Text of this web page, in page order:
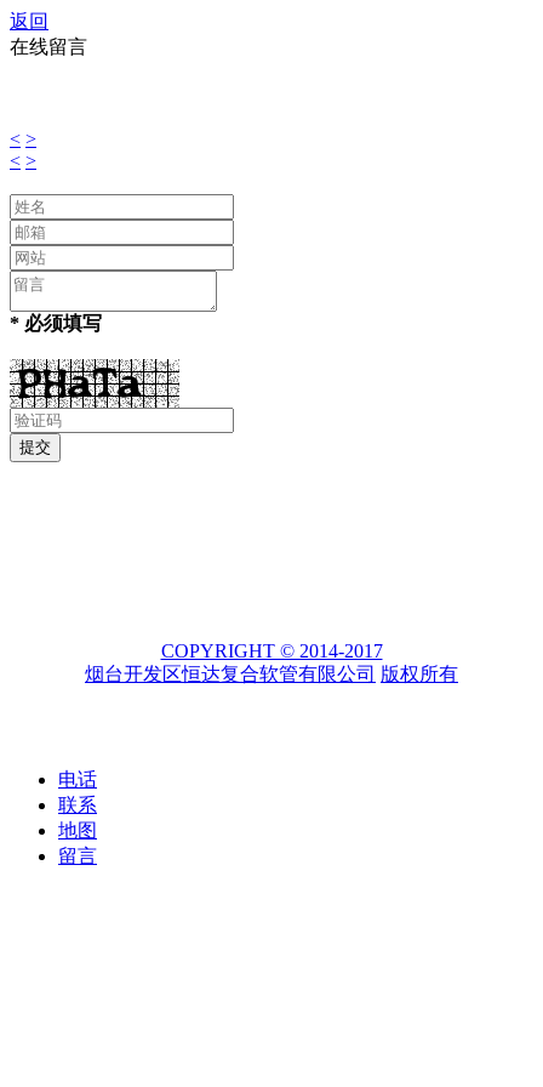
返回
在线留言
< >
< >
* 必须填写
COPYRIGHT © 2014-2017
烟台开发区恒达复合软管有限公司 版权所有
电话
联系
地图
留言